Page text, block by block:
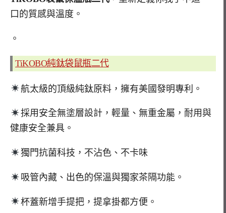
口的質感與溫度。
。
TiKOBO純鈦袋鼠瓶二代
航太級的頂級純鈦原料， 擁有美國發明專利。
採用安全無塗層設計， 輕量、無重金屬， 耐用與
健康安全兼具。
獨門抗菌科技，不沾色、 不卡味
吸管內藏、出色的保溫與獨家茶隔功能。
杯蓋新增手提把，提拿掛都方便。